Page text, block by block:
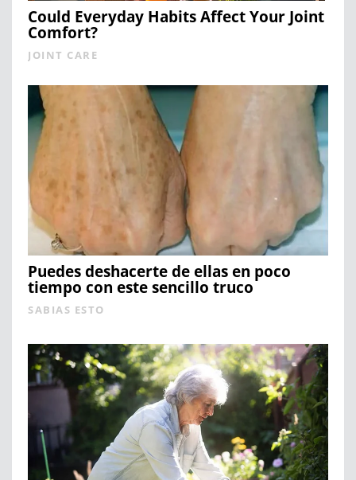
Could Everyday Habits Affect Your Joint
Comfort?
JOINT CARE
Puedes deshacerte de ellas en poco
tiempo con este sencillo truco
SABIAS ESTO